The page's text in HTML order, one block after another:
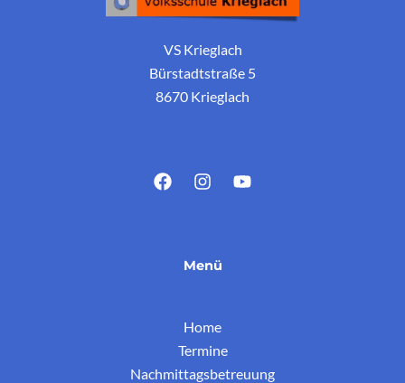
VS Krieglach
Bürstadtstraße 5
8670 Krieglach
Menü
Home
Termine
Nachmittagsbetreuung